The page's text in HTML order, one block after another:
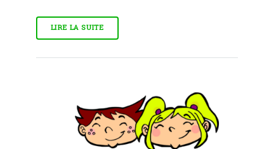
LIRE LA SUITE